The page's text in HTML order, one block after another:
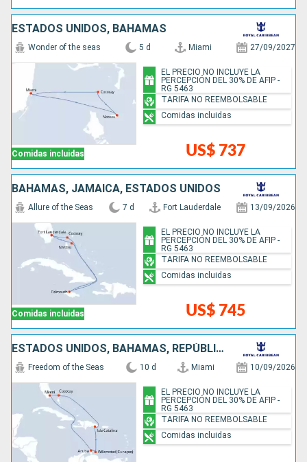
ESTADOS UNIDOS, BAHAMAS
Comidas incluidas
Wonder of the seas 5 d Miami 27/09/2027
US$ 737
EL PRECIO NO INCLUYE LA
PERCEPCIÓN DEL 30% DE AFIP -
RG 5463
TARIFA NO REEMBOLSABLE
Comidas incluidas
BAHAMAS, JAMAICA, ESTADOS UNIDOS
Comidas incluidas
Allure of the Seas 7 d Fort Lauderdale 13/09/2026
US$ 745
EL PRECIO NO INCLUYE LA
PERCEPCIÓN DEL 30% DE AFIP -
RG 5463
TARIFA NO REEMBOLSABLE
Comidas incluidas
ESTADOS UNIDOS, BAHAMAS, REPÚBLICA DOMINICANA, ARUBA
Freedom of the Seas 10 d Miami 10/09/2026
EL PRECIO NO INCLUYE LA
PERCEPCIÓN DEL 30% DE AFIP -
RG 5463
TARIFA NO REEMBOLSABLE
Comidas incluidas